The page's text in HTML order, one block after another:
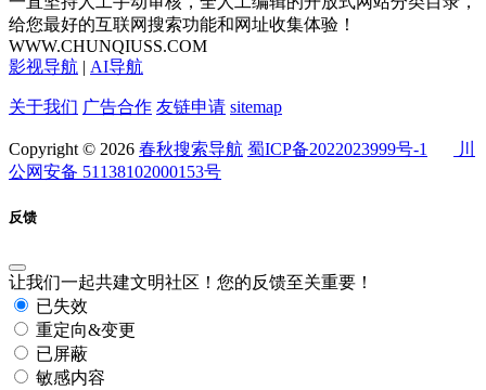
给您最好的互联网搜索功能和网址收集体验！
WWW.CHUNQIUSS.COM
影视导航 | AI导航
关于我们 广告合作 友链申请 sitemap
Copyright © 2026 春秋搜索导航 蜀ICP备2022023999号-1
川
公网安备 51138102000153号
反馈
让我们一起共建文明社区！您的反馈至关重要！
已失效
重定向&变更
已屏蔽
敏感内容